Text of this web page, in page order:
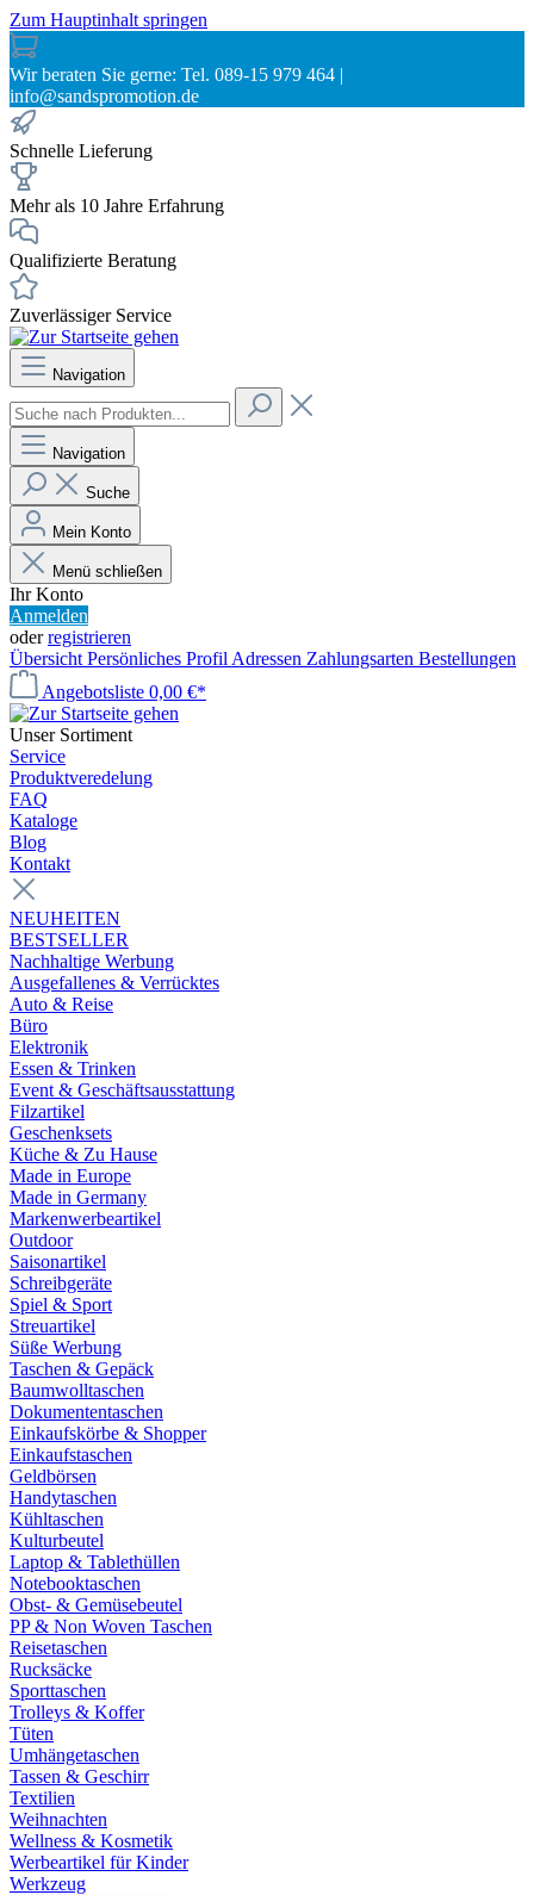
Zum Hauptinhalt springen
Wir beraten Sie gerne: Tel. 089-15 979 464 |
info@sandspromotion.de
Schnelle Lieferung
Mehr als 10 Jahre Erfahrung
Qualifizierte Beratung
Zuverlässiger Service
Navigation
Navigation
Suche
Mein Konto
Menü schließen
Ihr Konto
Anmelden
oderregistrieren
Übersicht Persönliches Profil Adressen Zahlungsarten Bestellungen
Angebotsliste 0,00 €*
Unser Sortiment
Service
Produktveredelung
FAQ
Kataloge
Blog
Kontakt
NEUHEITEN
BESTSELLER
Nachhaltige Werbung
Ausgefallenes & Verrücktes
Auto & Reise
Büro
Elektronik
Essen & Trinken
Event & Geschäftsausstattung
Filzartikel
Geschenksets
Küche & Zu Hause
Made in Europe
Made in Germany
Markenwerbeartikel
Outdoor
Saisonartikel
Schreibgeräte
Spiel & Sport
Streuartikel
Süße Werbung
Taschen & Gepäck
Baumwolltaschen
Dokumententaschen
Einkaufskörbe & Shopper
Einkaufstaschen
Geldbörsen
Handytaschen
Kühltaschen
Kulturbeutel
Laptop & Tablethüllen
Notebooktaschen
Obst- & Gemüsebeutel
PP & Non Woven Taschen
Reisetaschen
Rucksäcke
Sporttaschen
Trolleys & Koffer
Tüten
Umhängetaschen
Tassen & Geschirr
Textilien
Weihnachten
Wellness & Kosmetik
Werbeartikel für Kinder
Werkzeug